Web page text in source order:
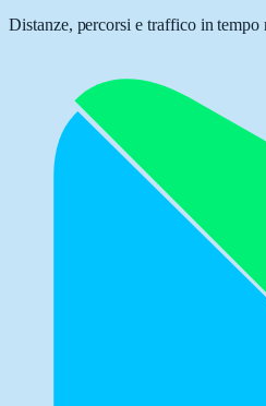
Distanze, percorsi e traffico in tempo